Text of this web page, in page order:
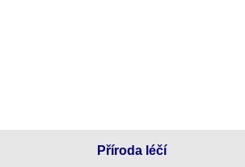
Příroda léčí